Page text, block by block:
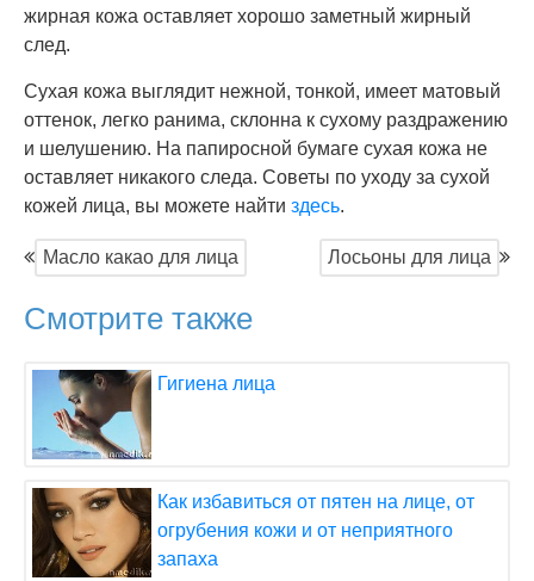
жирная кожа оставляет хорошо заметный жирный
след.
Сухая кожа выглядит нежной, тонкой, имеет матовый
оттенок, легко ранима, склонна к сухому раздражению
и шелушению. На папиросной бумаге сухая кожа не
оставляет никакого следа. Советы по уходу за сухой
кожей лица, вы можете найти здесь.
Масло какао для лица Лосьоны для лица
Смотрите также
Гигиена лица
Как избавиться от пятен на лице, от
огрубения кожи и от неприятного
запаха